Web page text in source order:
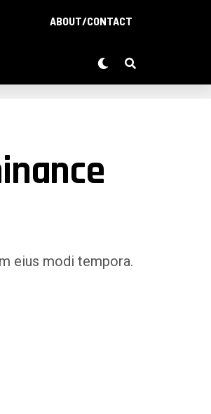
ABOUT/CONTACT
eius modi tempora.